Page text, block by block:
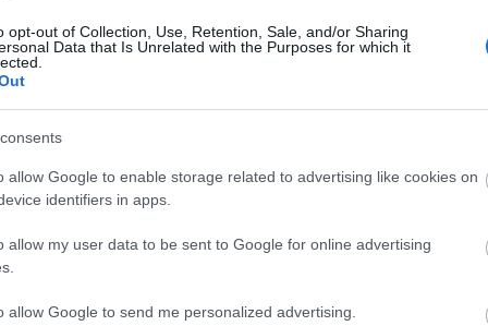
opt-out of Collection, Use, Retention, Sale, and/or Sharing
Data that Is Unrelated with the Purposes for which it
allow Google to enable storage related to advertising like cookies on
identifiers in apps.
allow my user data to be sent to Google for online advertising
allow Google to send me personalized advertising.
αστυνομικών
εμπορίου πρώτων υλών με έδρα τη Σιγκαπούρη
είχαν πείσει ένα θύμα να μεταφέρει χρήματα με
αυτό το τελευταίο τούς μεταβιβάσει σχεδόν 372.000